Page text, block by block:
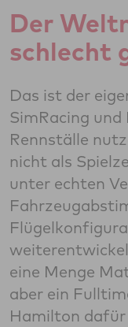
Der
schlecht
Das ist der
SimRacing
Rennställe
nicht als
unter echten
eine Menge
aber ein
Hamilton